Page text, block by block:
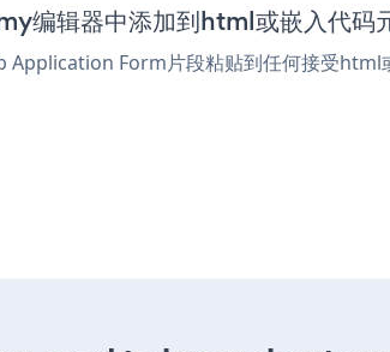
编辑器中添加到html或嵌入代码
Application Form片段粘贴到任何接受html